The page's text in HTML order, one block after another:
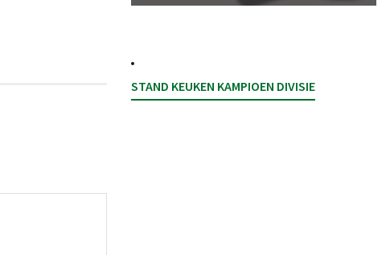
STAND KEUKEN KAMPIOEN DIVISIE